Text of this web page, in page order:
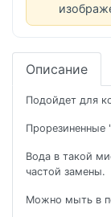
Описание
Подойдет для
Прорезиненные
Вода в такой
частой замены.
Можно мыть в